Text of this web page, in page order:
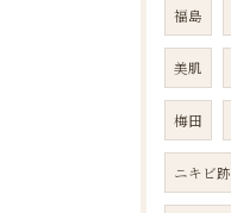
福島
美肌
梅田
ニキビ跡